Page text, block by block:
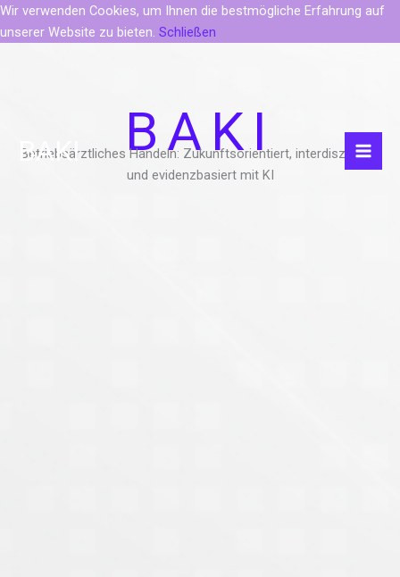
Wir verwenden Cookies, um Ihnen die bestmögliche Erfahrung auf
unserer Website zu bieten. Schließen
BAKI BAKI
Betriebsärztliches Handeln: Zukunftsorientiert, interdisziplinär
und evidenzbasiert mit KI